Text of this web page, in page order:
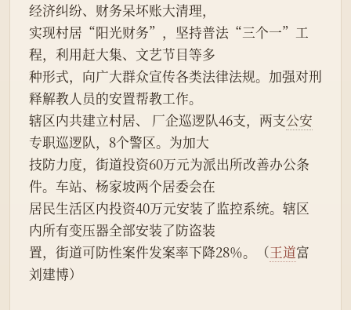
经济纠纷、财务呆坏账大清理，
实现村居“阳光财务”，坚持普法“三个一”工
程，利用赶大集、文艺节目等多
种形式，向广大群众宣传各类法律法规。加强对刑
释解教人员的安置帮教工作。
辖区内共建立村居、 厂企巡逻队46支，两支公安
专职巡逻队，8个警区。为加大
技防力度，街道投资60万元为派出所改善办公条
件。车站、杨家坡两个居委会在
居民生活区内投资40万元安装了监控系统。辖区
内所有变压器全部安装了防盗装
置，街道可防性案件发案率下降28％。（王道富
刘建博）